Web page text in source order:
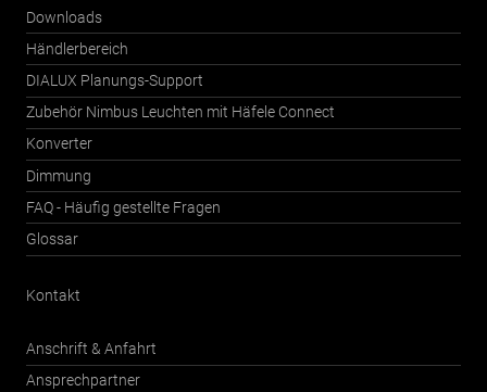
Downloads
Händlerbereich
DIALUX Planungs-Support
Zubehör Nimbus Leuchten mit Häfele Connect
Konverter
Dimmung
FAQ - Häufig gestellte Fragen
Glossar
Kontakt
Anschrift & Anfahrt
Ansprechpartner